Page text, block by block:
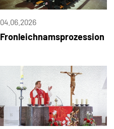
04.06.2026
Fronleichnamsprozession